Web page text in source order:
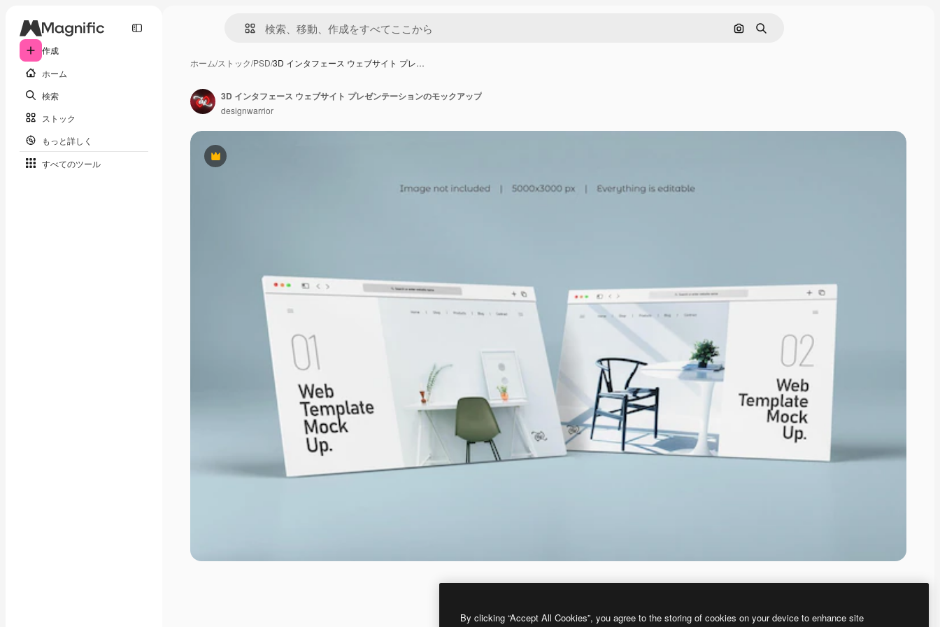
作成
ホーム
検索
ストック
もっと詳しく
すべてのツール
画像で検索
検索
ホーム/ストック/PSD/3D インタフェース ウェブサイト プレ…
Premium
3D インタフェース ウェブサイト プレゼンテーションのモックアップ
designwarrior
By clicking “Accept All Cookies”, you agree to the storing of cookies on your device to enhance site